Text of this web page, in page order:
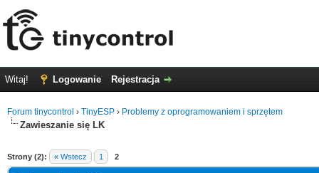
Witaj! Logowanie Rejestracja
Forum tinycontrol › TinyESP › Problemy z oprogramowaniem i sprzętem
Zawieszanie się LK
Strony (2): « Wstecz 1 2